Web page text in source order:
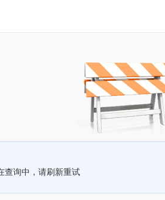
查询中，请刷新重试